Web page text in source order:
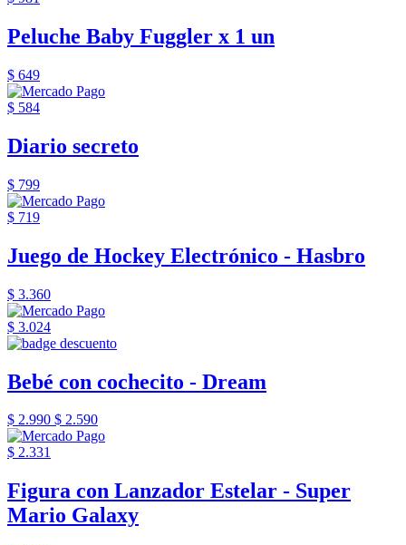
Peluche Baby Fuggler x 1 un
$ 649
$ 584
Diario secreto
$ 799
$ 719
Juego de Hockey Electrónico - Hasbro
$ 3.360
$ 3.024
Bebé con cochecito - Dream
$ 2.990 $ 2.590
$ 2.331
Figura con Lanzador Estelar - Super
Mario Galaxy